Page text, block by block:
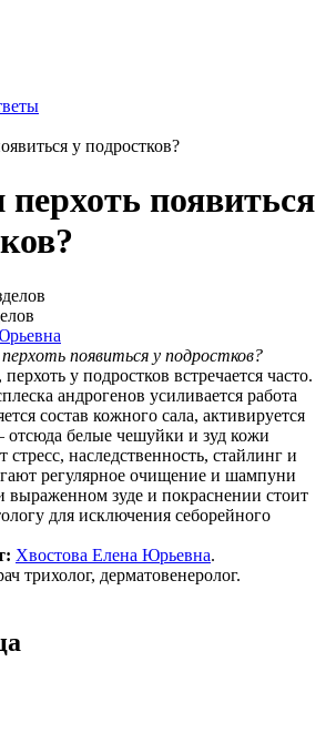
у подростков?
появиться
появиться у подростков?
перхоть у подростков встречается часто.
андрогенов усиливается работа
состав кожного сала, активируется
отсюда белые чешуйки и зуд кожи
наследственность, стайлинг и
регулярное очищение и шампуни
выраженном зуде и покраснении стоит
для исключения себорейного
Хвостова Елена Юрьевна.
трихолог, дерматовенеролог.